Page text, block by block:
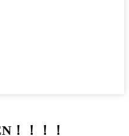
！！！！